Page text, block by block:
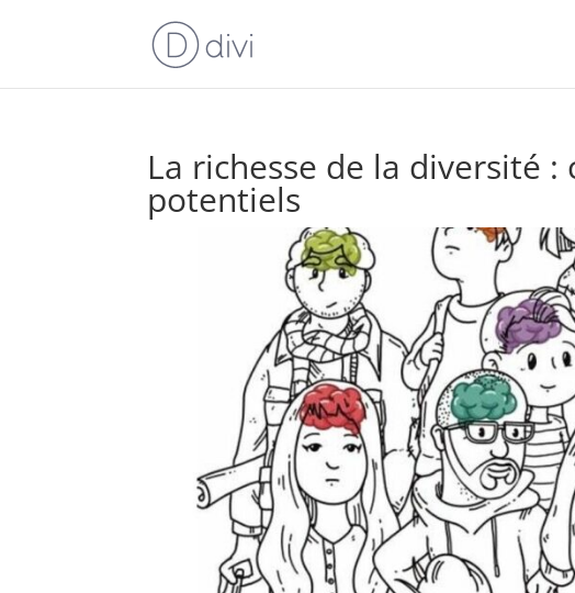
La richesse de la diversité
potentiels